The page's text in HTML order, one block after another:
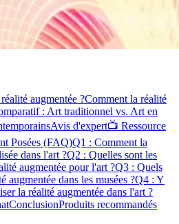
augmentée ?Comment la réalité
: Art traditionnel vs. Art en
Avis d'expert📺 Ressource
Posées (FAQ)Q1 : Comment la
dans l'art ?Q2 : Quelles sont les
augmentée pour l'art ?Q3 : Quels
augmentée dans les musées ?Q4 : Y
la réalité augmentée dans l'art ?
ConclusionProduits recommandés